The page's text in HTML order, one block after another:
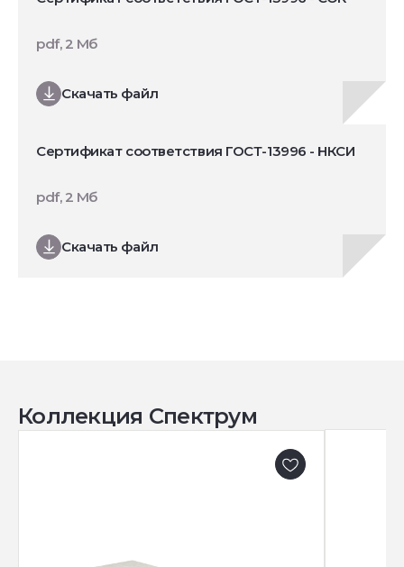
Скачать файл
pdf, 2 Мб
Сертификат соответствия ГОСТ-13996 - НКСИ
Скачать файл
pdf, 2 Мб
Коллекция Спектрум